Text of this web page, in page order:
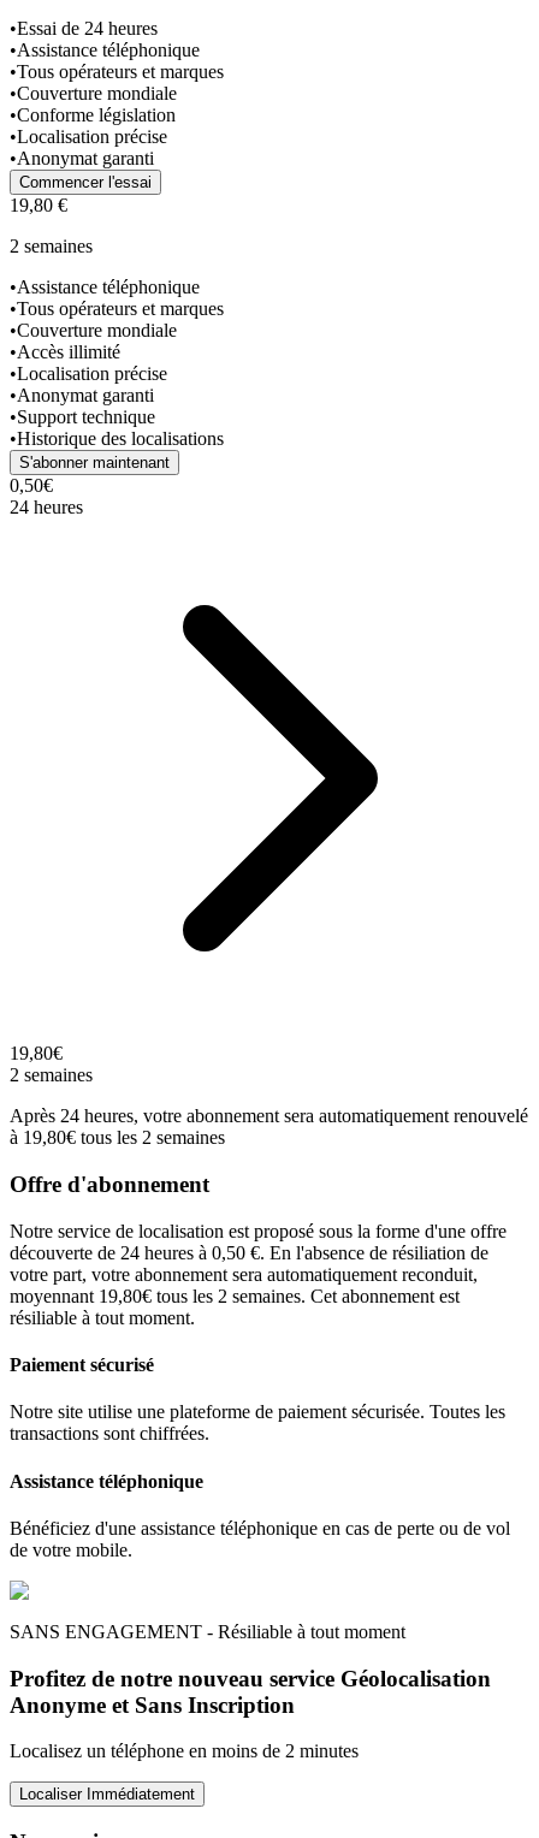
•Essai de 24 heures
•Assistance téléphonique
•Tous opérateurs et marques
•Couverture mondiale
•Conforme législation
•Localisation précise
•Anonymat garanti
Commencer l'essai
19,80 €
2 semaines
•Assistance téléphonique
•Tous opérateurs et marques
•Couverture mondiale
•Accès illimité
•Localisation précise
•Anonymat garanti
•Support technique
•Historique des localisations
S'abonner maintenant
0,50€
24 heures
19,80€
2 semaines
Après 24 heures, votre abonnement sera automatiquement renouvelé
à 19,80€ tous les 2 semaines
Offre d'abonnement
Notre service de localisation est proposé sous la forme d'une offre
découverte de 24 heures à 0,50 €. En l'absence de résiliation de
votre part, votre abonnement sera automatiquement reconduit,
moyennant 19,80€ tous les 2 semaines. Cet abonnement est
résiliable à tout moment.
Paiement sécurisé
Notre site utilise une plateforme de paiement sécurisée. Toutes les
transactions sont chiffrées.
Assistance téléphonique
Bénéficiez d'une assistance téléphonique en cas de perte ou de vol
de votre mobile.
SANS ENGAGEMENT - Résiliable à tout moment
Profitez de notre nouveau service Géolocalisation
Anonyme et Sans Inscription
Localisez un téléphone en moins de 2 minutes
Localiser Immédiatement